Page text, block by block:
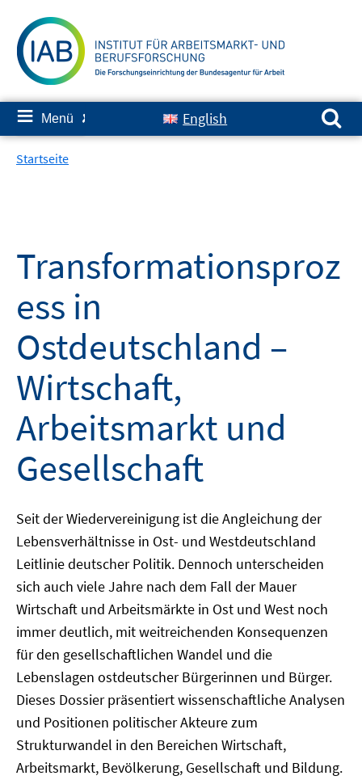
zum
Inhalt
≡ Menü ✘ English
Suchen nach:
Startseite
Transformationsproz
ess in
Ostdeutschland –
Wirtschaft,
Arbeitsmarkt und
Gesellschaft
Seit der Wiedervereinigung ist die Angleichung der
Lebensverhältnisse in Ost- und Westdeutschland
Leitlinie deutscher Politik. Dennoch unterscheiden
sich auch viele Jahre nach dem Fall der Mauer
Wirtschaft und Arbeitsmärkte in Ost und West noch
immer deutlich, mit weitreichenden Konsequenzen
für den gesellschaftlichen Wandel und die
Lebenslagen ostdeutscher Bürgerinnen und Bürger.
Dieses Dossier präsentiert wissenschaftliche Analysen
und Positionen politischer Akteure zum
Strukturwandel in den Bereichen Wirtschaft,
Arbeitsmarkt, Bevölkerung, Gesellschaft und Bildung.